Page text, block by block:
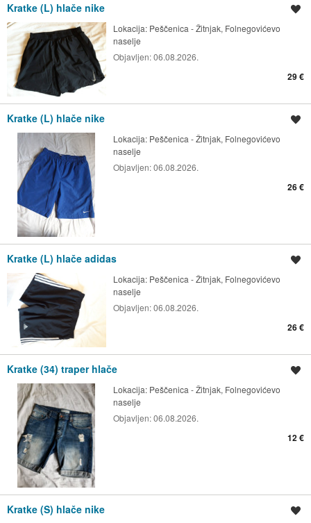
Kratke (L) hlače nike
Lokacija: Peščenica - Žitnjak, Folnegovićevo
naselje
Objavljen:06.08.2026.
29 €
Kratke (L) hlače nike
Lokacija: Peščenica - Žitnjak, Folnegovićevo
naselje
Objavljen:06.08.2026.
26 €
Kratke (L) hlače adidas
Lokacija: Peščenica - Žitnjak, Folnegovićevo
naselje
Objavljen:06.08.2026.
26 €
Kratke (34) traper hlače
Lokacija: Peščenica - Žitnjak, Folnegovićevo
naselje
Objavljen:06.08.2026.
12 €
Kratke (S) hlače nike